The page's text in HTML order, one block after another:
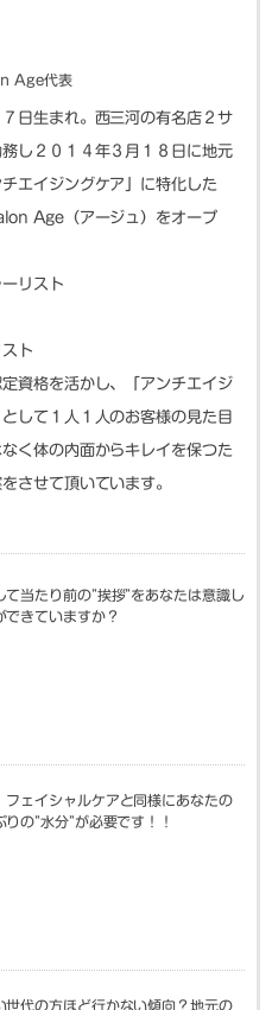
Age代表
日生まれ。西三河の有名店２サ
し２０１４年３月１８日に地元
エイジングケア」に特化した
Age（アージュ）をオープ
ーリスト
ト
資格を活かし、「アンチエイジ
して１人１人のお客様の見た目
く体の内面からキレイを保つた
させて頂いています。
て当たり前の”挨拶”をあなたは意識し
できていますか？
フェイシャルケアと同様にあなたの
の”水分”が必要です！！
世代の方ほど行かない傾向？地元の